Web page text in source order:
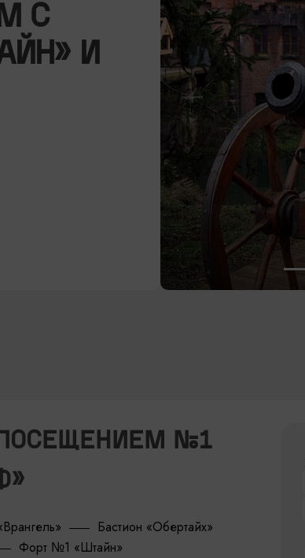
С
И
№1
Бастион «Обертайх»
Форт №1 «Штайн»